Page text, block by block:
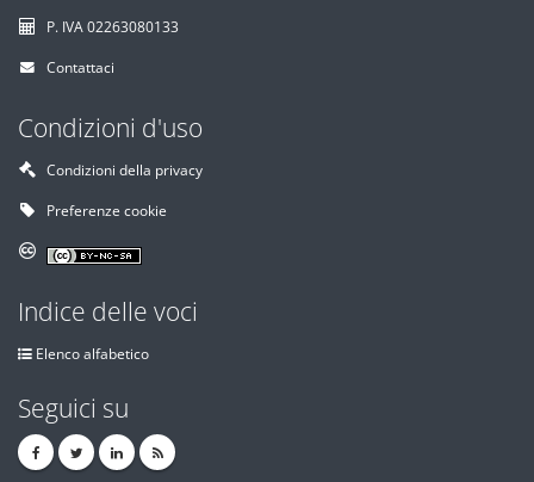
P. IVA 02263080133
Contattaci
Condizioni d'uso
Condizioni della privacy
Preferenze cookie
Indice delle voci
Elenco alfabetico
Seguici su